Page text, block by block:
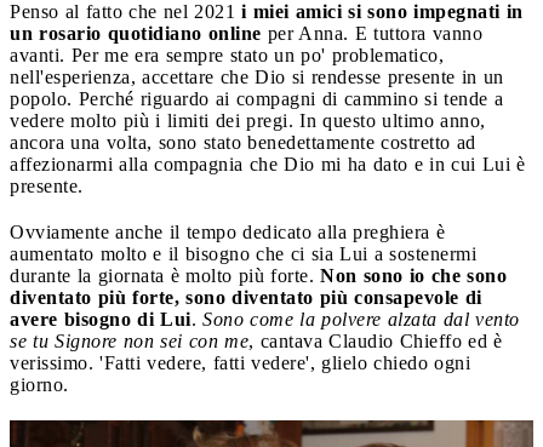
Penso al fatto che nel 2021 i miei amici si sono impegnati in
un rosario quotidiano online per Anna. E tuttora vanno
avanti. Per me era sempre stato un po' problematico,
nell'esperienza, accettare che Dio si rendesse presente in un
popolo. Perché riguardo ai compagni di cammino si tende a
vedere molto più i limiti dei pregi. In questo ultimo anno,
ancora una volta, sono stato benedettamente costretto ad
affezionarmi alla compagnia che Dio mi ha dato e in cui Lui è
presente.
Ovviamente anche il tempo dedicato alla preghiera è
aumentato molto e il bisogno che ci sia Lui a sostenermi
durante la giornata è molto più forte. Non sono io che sono
diventato più forte, sono diventato più consapevole di
avere bisogno di Lui. Sono come la polvere alzata dal vento
se tu Signore non sei con me, cantava Claudio Chieffo ed è
verissimo. 'Fatti vedere, fatti vedere', glielo chiedo ogni
giorno.